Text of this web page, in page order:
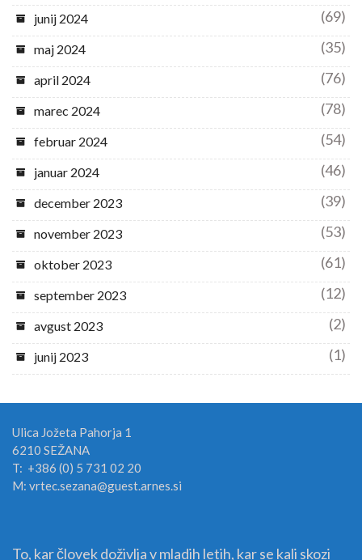
junij 2024 (69)
maj 2024 (35)
april 2024 (76)
marec 2024 (78)
februar 2024 (54)
januar 2024 (46)
december 2023 (39)
november 2023 (53)
oktober 2023 (61)
september 2023 (12)
avgust 2023 (2)
junij 2023 (1)
Ulica Jožeta Pahorja 1
6210 SEŽANA
T: +386 (0) 5 731 02 20
M: vrtec.sezana@guest.arnes.si
To, kar človek doživlja v mladih letih, kar se kali skozi